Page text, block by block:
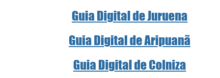
Guia Digital de Juruena
Guia Digital de Aripuanã
Guia Digital de Colniza